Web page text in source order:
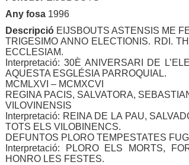
Any fosa 1996
Descripció EIJSBOUTS ASTENSIS ME
TRIGESIMO ANNO ELECTIONIS. RDI.
ECCLESIAM.
Interpretació: 30È ANIVERSARI DE
AQUESTA ESGLÉSIA PARROQUIAL.
MCMLXVI – MCMXCVI
REGINA PACIS, SALVATORA,
VILOVINENSIS
Interpretació: REINA DE LA PAU,
TOTS ELS VILOBINENCS.
DEFUNTOS PLORO TEMPESTATES
Interpretació: PLORO ELS MORTS,
HONRO LES FESTES.